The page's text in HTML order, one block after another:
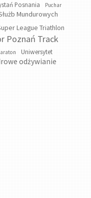
Posnania
Puchar
Mundurowych
League Triathlon
Poznań Track
Uniwersytet
odżywianie